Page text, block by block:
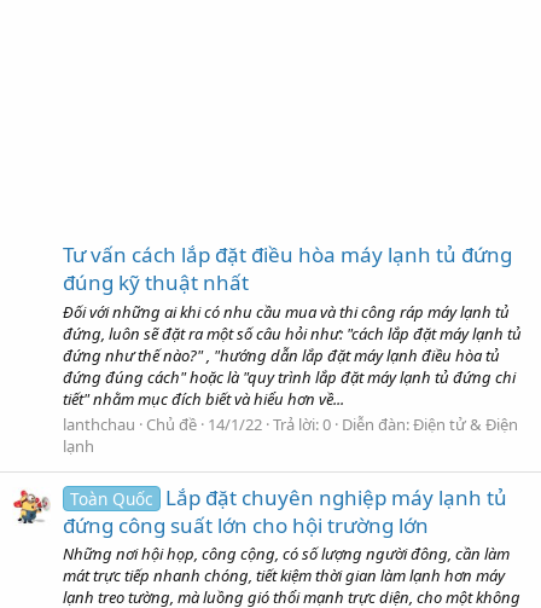
Tư vấn cách lắp đặt điều hòa máy lạnh tủ đứng
đúng kỹ thuật nhất
Đối với những ai khi có nhu cầu mua và thi công ráp máy lạnh tủ
đứng, luôn sẽ đặt ra một số câu hỏi như: "cách lắp đặt máy lạnh tủ
đứng như thế nào?" , "hướng dẫn lắp đặt máy lạnh điều hòa tủ
đứng đúng cách" hoặc là "quy trình lắp đặt máy lạnh tủ đứng chi
tiết" nhằm mục đích biết và hiểu hơn về...
lanthchau
Chủ đề 14/1/22 Trả lời: 0 Diễn đàn:Điện tử & Điện
lạnh
Toàn Quốc
Lắp đặt chuyên nghiệp máy lạnh tủ
đứng công suất lớn cho hội trường lớn
Những nơi hội họp, công cộng, có số lượng người đông, cần làm
mát trực tiếp nhanh chóng, tiết kiệm thời gian làm lạnh hơn máy
lạnh treo tường, mà luồng gió thổi mạnh trực diện, cho một không